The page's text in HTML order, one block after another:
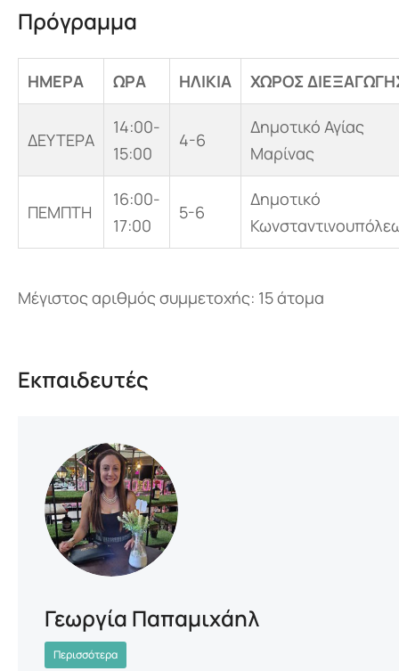
Πρόγραμμα
ΗΜΕΡΑ ΩΡΑ ΗΛΙΚΙΑ ΧΩΡΟΣ
ΔΕΥΤΕΡΑ
14:00-
15:00
4-6
Δημοτικό Αγίας
Μαρίνας
ΠΕΜΠΤΗ
16:00-
17:00
5-6
Δημοτικό
Μέγιστος αριθμός συμμετοχής: 15 άτομα
Εκπαιδευτές
Γεωργία Παπαμιχάηλ
Περισσότερα